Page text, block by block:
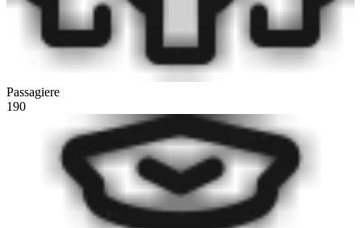
Passagiere
190